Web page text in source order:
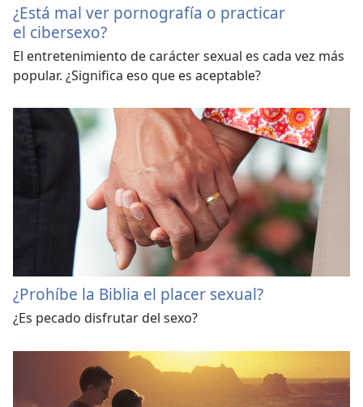
¿Está mal ver pornografía o practicar
el cibersexo?
El entretenimiento de carácter sexual es cada vez más
popular. ¿Significa eso que es aceptable?
¿Prohíbe la Biblia el placer sexual?
¿Es pecado disfrutar del sexo?